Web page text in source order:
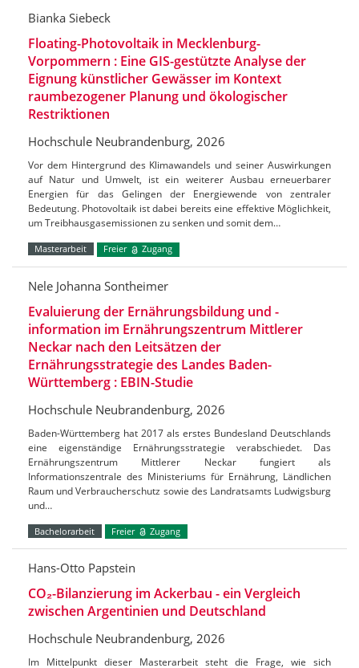
Bianka Siebeck
Floating-Photovoltaik in Mecklenburg-
Vorpommern : Eine GIS-gestützte Analyse der
Eignung künstlicher Gewässer im Kontext
raumbezogener Planung und ökologischer
Restriktionen
Hochschule Neubrandenburg, 2026
Vor dem Hintergrund des Klimawandels und seiner Auswirkungen
auf Natur und Umwelt, ist ein weiterer Ausbau erneuerbarer
Energien für das Gelingen der Energiewende von zentraler
Bedeutung. Photovoltaik ist dabei bereits eine effektive Möglichkeit,
um Treibhausgasemissionen zu senken und somit dem…
Masterarbeit Freier Zugang
Nele Johanna Sontheimer
Evaluierung der Ernährungsbildung und -
information im Ernährungszentrum Mittlerer
Neckar nach den Leitsätzen der
Ernährungsstrategie des Landes Baden-
Württemberg : EBIN-Studie
Hochschule Neubrandenburg, 2026
Baden-Württemberg hat 2017 als erstes Bundesland Deutschlands
eine eigenständige Ernährungsstrategie verabschiedet. Das
Ernährungszentrum Mittlerer Neckar fungiert als
Informationszentrale des Ministeriums für Ernährung, Ländlichen
Raum und Verbraucherschutz sowie des Landratsamts Ludwigsburg
und…
Bachelorarbeit Freier Zugang
Hans-Otto Papstein
CO₂-Bilanzierung im Ackerbau - ein Vergleich
zwischen Argentinien und Deutschland
Hochschule Neubrandenburg, 2026
Im Mittelpunkt dieser Masterarbeit steht die Frage, wie sich